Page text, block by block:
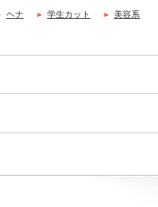
ヘナ 学生カット 美容系